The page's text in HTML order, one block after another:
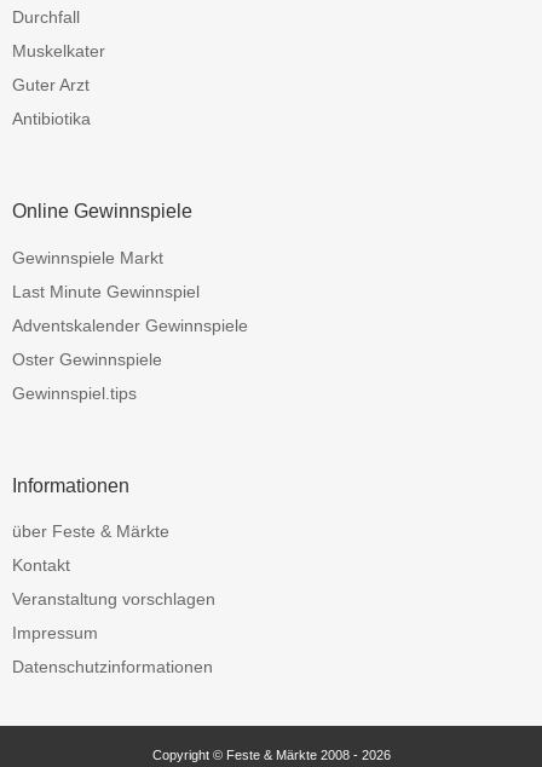
Durchfall
Muskelkater
Guter Arzt
Antibiotika
Online Gewinnspiele
Gewinnspiele Markt
Last Minute Gewinnspiel
Adventskalender Gewinnspiele
Oster Gewinnspiele
Gewinnspiel.tips
Informationen
über Feste & Märkte
Kontakt
Veranstaltung vorschlagen
Impressum
Datenschutzinformationen
Copyright © Feste & Märkte 2008 - 2026